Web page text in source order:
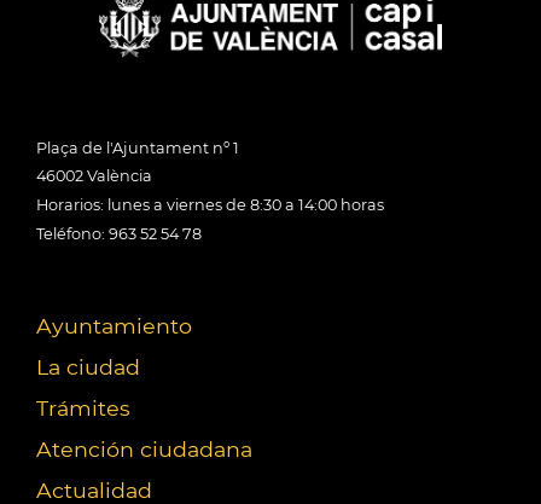
Plaça de l'Ajuntament nº 1
46002 València
Horarios: lunes a viernes de 8:30 a 14:00 horas
Teléfono: 963 52 54 78
Ayuntamiento
La ciudad
Trámites
Atención ciudadana
Actualidad